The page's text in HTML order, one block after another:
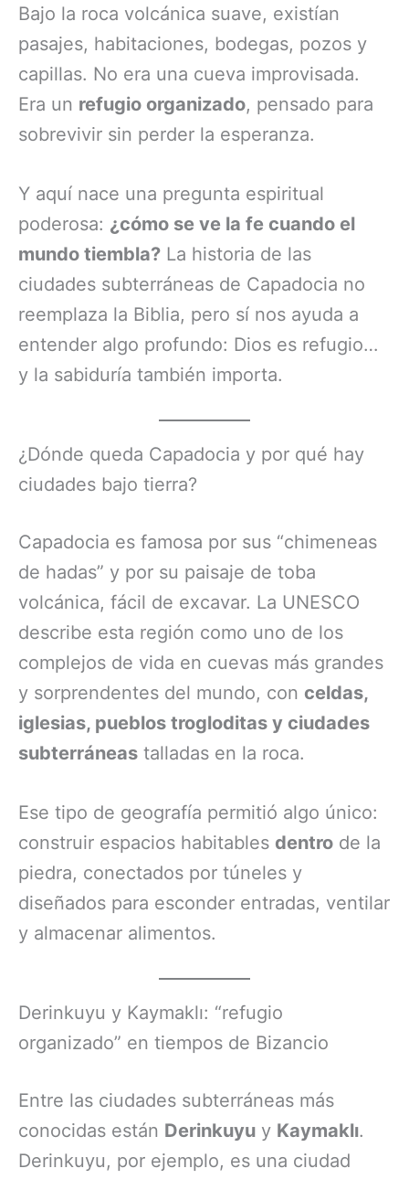
Bajo la roca volcánica suave, existían
pasajes, habitaciones, bodegas, pozos y
capillas. No era una cueva improvisada.
Era un refugio organizado, pensado para
sobrevivir sin perder la esperanza.
Y aquí nace una pregunta espiritual
poderosa: ¿cómo se ve la fe cuando el
mundo tiembla? La historia de las
ciudades subterráneas de Capadocia no
reemplaza la Biblia, pero sí nos ayuda a
entender algo profundo: Dios es refugio…
y la sabiduría también importa.
¿Dónde queda Capadocia y por qué hay
ciudades bajo tierra?
Capadocia es famosa por sus “chimeneas
de hadas” y por su paisaje de toba
volcánica, fácil de excavar. La UNESCO
describe esta región como uno de los
complejos de vida en cuevas más grandes
y sorprendentes del mundo, con celdas,
iglesias, pueblos trogloditas y ciudades
subterráneas talladas en la roca.
Ese tipo de geografía permitió algo único:
construir espacios habitables dentro de la
piedra, conectados por túneles y
diseñados para esconder entradas, ventilar
y almacenar alimentos.
Derinkuyu y Kaymaklı: “refugio
organizado” en tiempos de Bizancio
Entre las ciudades subterráneas más
conocidas están Derinkuyu y Kaymaklı.
Derinkuyu, por ejemplo, es una ciudad